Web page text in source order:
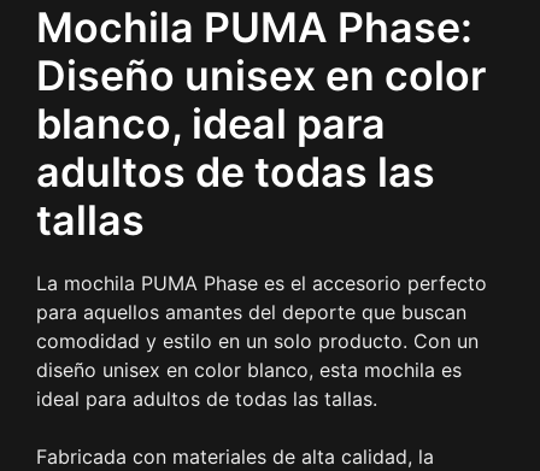
Mochila PUMA Phase:
Diseño unisex en color
blanco, ideal para
adultos de todas las
tallas
La mochila PUMA Phase es el accesorio perfecto
para aquellos amantes del deporte que buscan
comodidad y estilo en un solo producto. Con un
diseño unisex en color blanco, esta mochila es
ideal para adultos de todas las tallas.
Fabricada con materiales de alta calidad, la